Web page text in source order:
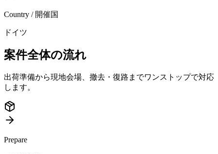
Country / 開催国
ドイツ
案件全体の流れ
出荷準備から現地会場、撤去・復路までワンストップで対応
します。
Prepare